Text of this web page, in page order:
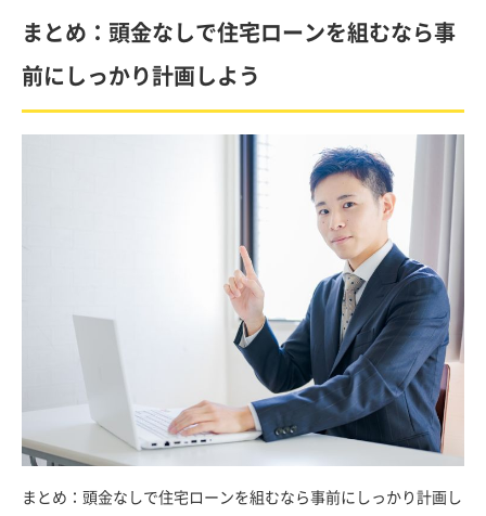
まとめ：頭金なしで住宅ローンを組むなら事
前にしっかり計画しよう
まとめ：頭金なしで住宅ローンを組むなら事前にしっかり計画し